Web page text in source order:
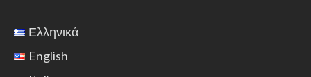
Ελληνικά
English